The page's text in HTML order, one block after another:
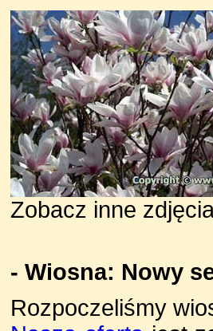
Zobacz inne
- Wiosna: Nowy
Rozpoczeliśmy